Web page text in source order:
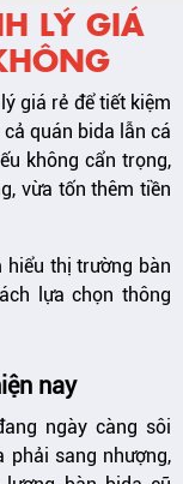
LÝ GIÁ
giá rẻ để tiết kiệm
quán bida lẫn cá
không cẩn trọng,
vừa tốn thêm tiền
hiểu thị trường bàn
lựa chọn thông
nay
ngày càng sôi
phải sang nhượng,